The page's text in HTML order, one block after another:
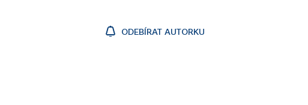
ODEBÍRAT AUTORKU